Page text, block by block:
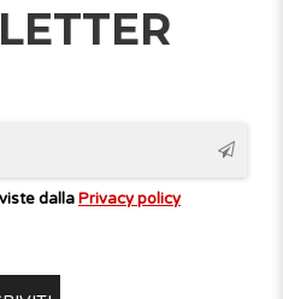
dallaPrivacy policy